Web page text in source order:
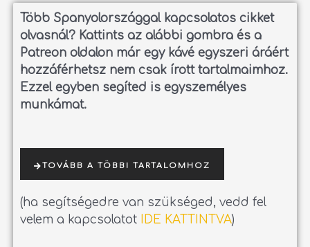
Több Spanyolországgal kapcsolatos cikket
olvasnál? Kattints az alábbi gombra és a
Patreon oldalon már egy kávé egyszeri áráért
hozzáférhetsz nem csak írott tartalmaimhoz.
Ezzel egyben segíted is egyszemélyes
munkámat.
TOVÁBB A TÖBBI TARTALOMHOZ
(ha segítségedre van szükséged, vedd fel
velem a kapcsolatot IDE KATTINTVA)